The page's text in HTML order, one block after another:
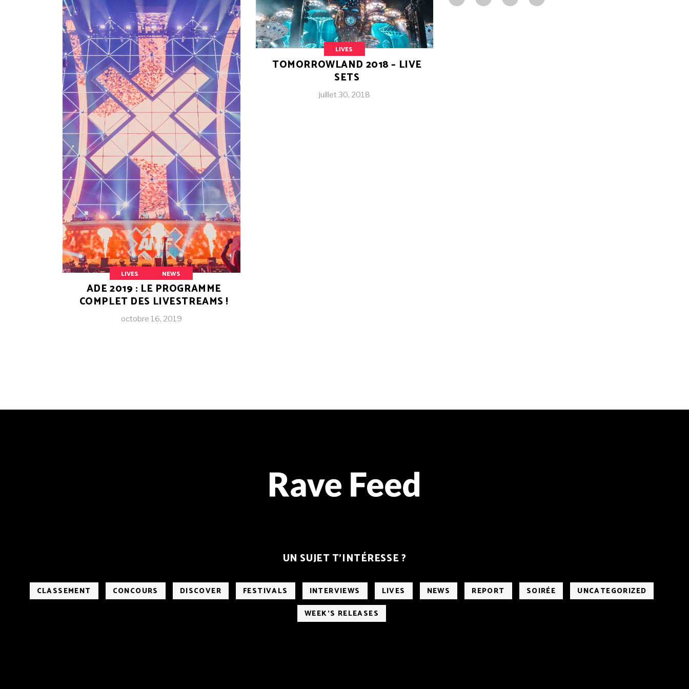
LIVES NEWS
ADE 2019 : LE PROGRAMME
COMPLET DES LIVESTREAMS !
octobre 16, 2019
LIVES
TOMORROWLAND 2018 – LIVE
SETS
juillet 30, 2018
UN SUJET T’INTÉRESSE ?
CLASSEMENT CONCOURS DISCOVER FESTIVALS INTERVIEWS LIVES NEWS REPORT SOIRÉE
UNCATEGORIZED
WEEK'S RELEASES